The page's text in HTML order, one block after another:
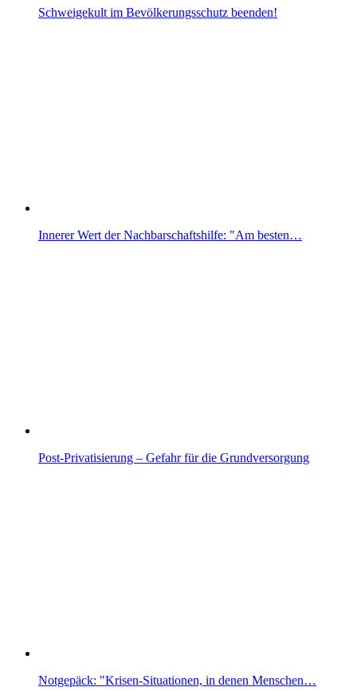
Schweigekult im Bevölkerungsschutz beenden!
Innerer Wert der Nachbarschaftshilfe: "Am besten…
Post-Privatisierung – Gefahr für die Grundversorgung
Notgepäck: "Krisen-Situationen, in denen Menschen…